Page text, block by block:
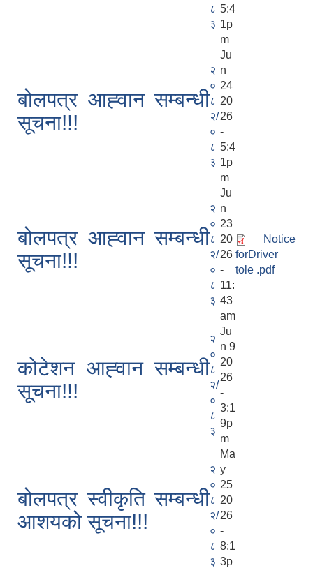
८
३
5:4
1p
m
बोलपत्र आह्‍वान सम्बन्धी
सूचना!!!
२
०
८
२/
०
८
३
Ju
n
24
20
26
-
5:4
1p
m
बोलपत्र आह्‍वान सम्बन्धी
सूचना!!!
२
०
८
२/
०
८
३
Ju
n
23
20
26
-
11:
43
am
Notice
forDriver
tole .pdf
कोटेशन आह्‍वान सम्बन्धी
सूचना!!!
२
०
८
२/
०
८
३
Ju
n 9
20
26
-
3:1
9p
m
बोलपत्र स्वीकृति सम्बन्धी
आशयको सूचना!!!
२
०
८
२/
०
८
३
Ma
y
25
20
26
-
8:1
3p